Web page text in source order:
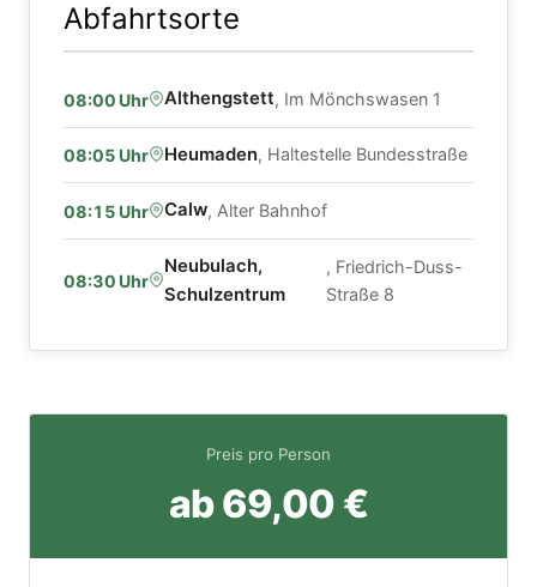
Abfahrtsorte
08:00 Uhr Althengstett, Im Mönchswasen 1
08:05 Uhr Heumaden, Haltestelle Bundesstraße
08:15 Uhr Calw, Alter Bahnhof
08:30 Uhr
Neubulach,
Schulzentrum
, Friedrich-Duss-
Straße 8
Preis pro Person
ab 69,00 €